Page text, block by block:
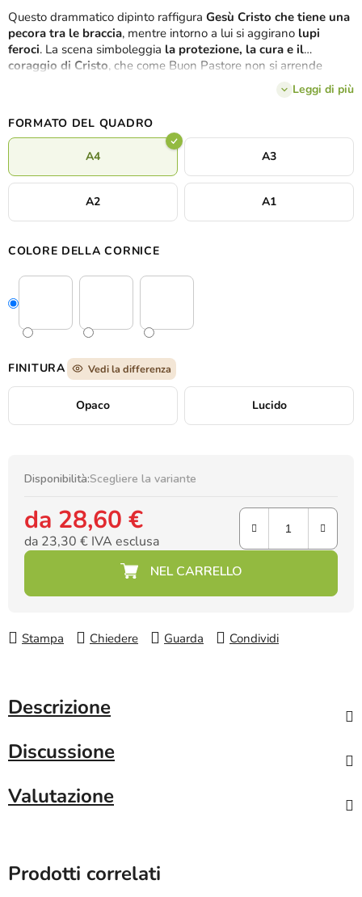
Questo drammatico dipinto raffigura Gesù Cristo che tiene una
pecora tra le braccia, mentre intorno a lui si aggirano lupi
feroci. La scena simboleggia la protezione, la cura e il
coraggio di Cristo, che come Buon Pastore non si arrende
nemmeno di fronte alla minaccia. Il dipinto è una potente
fede, del sacrificio e dellaLeggi di più
FORMATO DEL QUADRO
A4 A3
A2 A1
COLORE DELLA CORNICE
FINITURA Vedi la differenza
Opaco Lucido
Disponibilità:Scegliere la variante
da 28,60 €
da 23,30 € IVA esclusa
Prezzo della misura:
Stampa Chiedere Guarda Condividi
Descrizione
Discussione
Valutazione
Prodotti correlati